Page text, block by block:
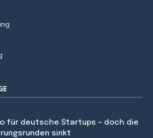
für deutsche Startups – doch die
sinkt